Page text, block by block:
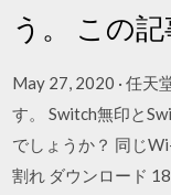
う。 この
May 27, 2020 · 任
す。 Switch無印と
でしょうか？ 同じ
割れ ダウンロード